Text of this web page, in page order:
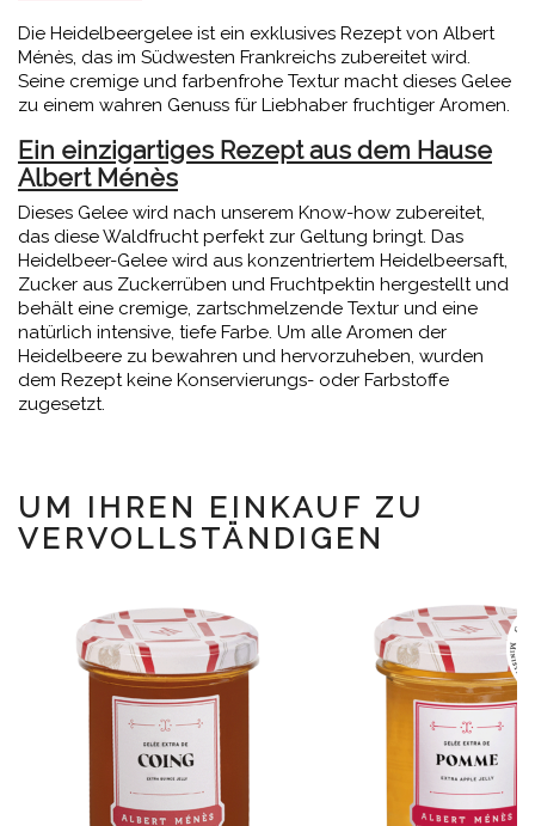
Die Heidelbeergelee ist ein exklusives Rezept von Albert
Ménès, das im Südwesten Frankreichs zubereitet wird.
Seine cremige und farbenfrohe Textur macht dieses Gelee
zu einem wahren Genuss für Liebhaber fruchtiger Aromen.
Ein einzigartiges Rezept aus dem Hause
Albert Ménès
Dieses Gelee wird nach unserem Know-how zubereitet,
das diese Waldfrucht perfekt zur Geltung bringt. Das
Heidelbeer-Gelee wird aus konzentriertem Heidelbeersaft,
Zucker aus Zuckerrüben und Fruchtpektin hergestellt und
behält eine cremige, zartschmelzende Textur und eine
natürlich intensive, tiefe Farbe. Um alle Aromen der
Heidelbeere zu bewahren und hervorzuheben, wurden
dem Rezept keine Konservierungs- oder Farbstoffe
zugesetzt.
UM IHREN EINKAUF ZU
VERVOLLSTÄNDIGEN